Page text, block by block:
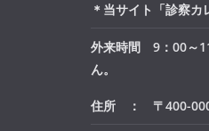
＊当サイト「診察カ
外来時間 9：00～
ん。
住所 ： 〒400-